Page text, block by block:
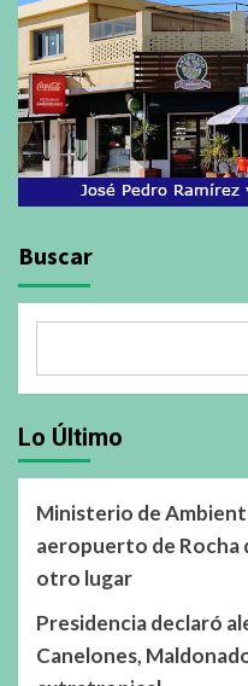
Buscar
Lo Último
Ministerio de
aeropuerto de Rocha
otro lugar
Presidencia declaró
Canelones,